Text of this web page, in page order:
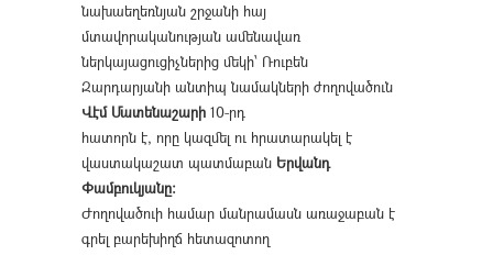
նախաեղեռնյան շրջանի հայ
մտավորականության ամենավառ
ներկայացուցիչներից մեկի՝ Ռուբեն
Զարդարյանի անտիպ նամակների ժողովածուն
Վէմ Մատենաշարի 10-րդ
հատորն է, որը կազմել ու հրատարակել է
վաստակաշատ պատմաբան Երվանդ
Փամբուկյանը։
Ժողովածուի համար մանրամասն առաջաբան է
գրել բարեխիղճ հետազոտող